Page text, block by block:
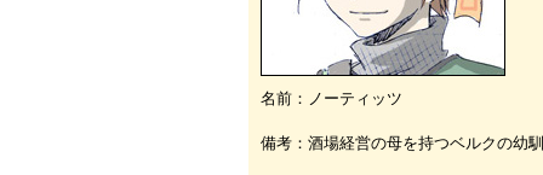
名前：ノーティッツ
備考：酒場経営の母を持つベルクの幼